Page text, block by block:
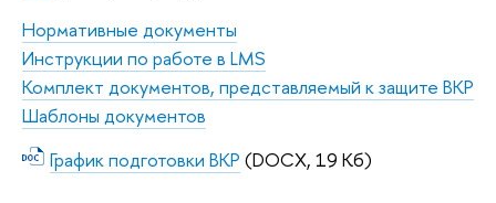
Нормативные документы
Инструкции по работе в LMS
Комплект документов, представляемый к защите ВКР
Шаблоны документов
График подготовки ВКР (DOCX, 19 Кб)